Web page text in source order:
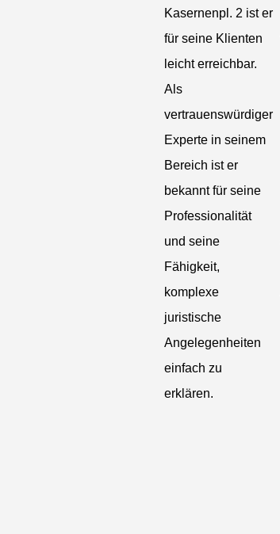
Kasernenpl. 2 ist er
für seine Klienten
leicht erreichbar.
Als
vertrauenswürdiger
Experte in seinem
Bereich ist er
bekannt für seine
Professionalität
und seine
Fähigkeit,
komplexe
juristische
Angelegenheiten
einfach zu
erklären.